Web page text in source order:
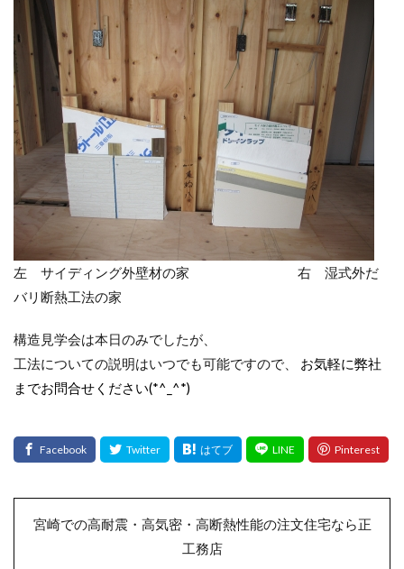
左 サイディング外壁材の家 右 湿式外だ
バリ断熱工法の家
構造見学会は本日のみでしたが、
工法についての説明はいつでも可能ですので、
お気軽に弊社
までお問合せください(*^_^*)
宮崎での高耐震・高気密・高断熱性能の注文住宅なら正
工務店